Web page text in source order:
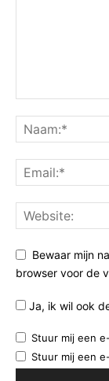
Bewaar mijn
browser voor de
Ja, ik wil ook
Stuur mij een
Stuur mij een